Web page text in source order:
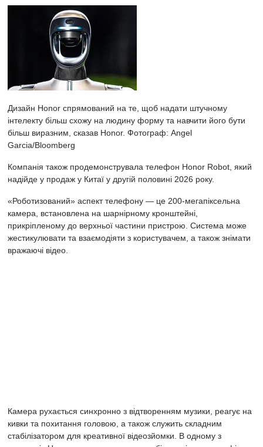
Дизайн Honor спрямований на те, щоб надати штучному
інтелекту більш схожу на людину форму та навчити його бути
більш виразним, сказав Honor. Фотограф: Angel
Garcia/Bloomberg
Компанія також продемонструвала телефон Honor Robot, який
надійде у продаж у Китаї у другій половині 2026 року.
«Роботизований» аспект телефону — це 200-мегапіксельна
камера, встановлена ​​на шарнірному кронштейні,
прикріпленому до верхньої частини пристрою. Система може
жестикулювати та взаємодіяти з користувачем, а також знімати
вражаючі відео.
Камера рухається синхронно з відтворенням музики, реагує на
кивки та похитання головою, а також служить складним
стабілізатором для креативної відеозйомки. В одному з